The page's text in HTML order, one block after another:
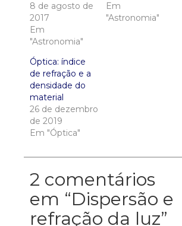
8 de agosto de
2017
Em
"Astronomia"
Em
"Astronomia"
Óptica: índice
de refração e a
densidade do
material
26 de dezembro
de 2019
Em "Óptica"
2 comentários
em “Dispersão e
refração da luz”